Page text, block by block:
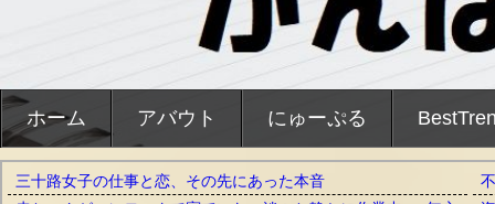
ホーム アバウト にゅーぷる
三十路女子の仕事と恋、その先にあった本音